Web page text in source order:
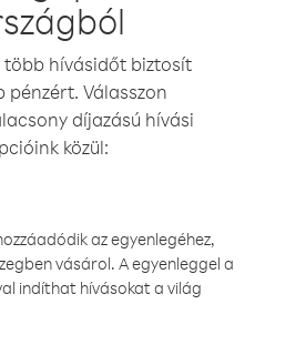
több hívásidőt biztosít
pénzért. Válasszon
díjazású hívási
közül:
az egyenlegéhez,
vásárol. A egyenleggel a
indíthat hívásokat a világ